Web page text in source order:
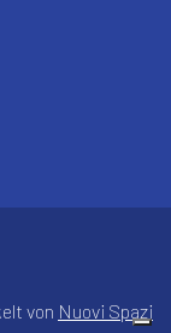
von Nuovi Spazi